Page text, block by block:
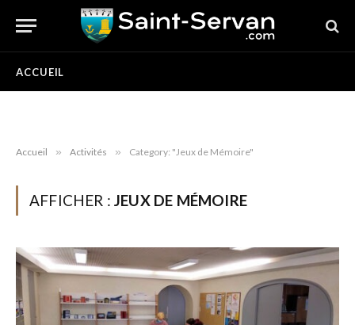
ACCUEIL
Accueil » Activités » Category: "Jeux de Mémoire"
AFFICHER :JEUX DE MÉMOIRE